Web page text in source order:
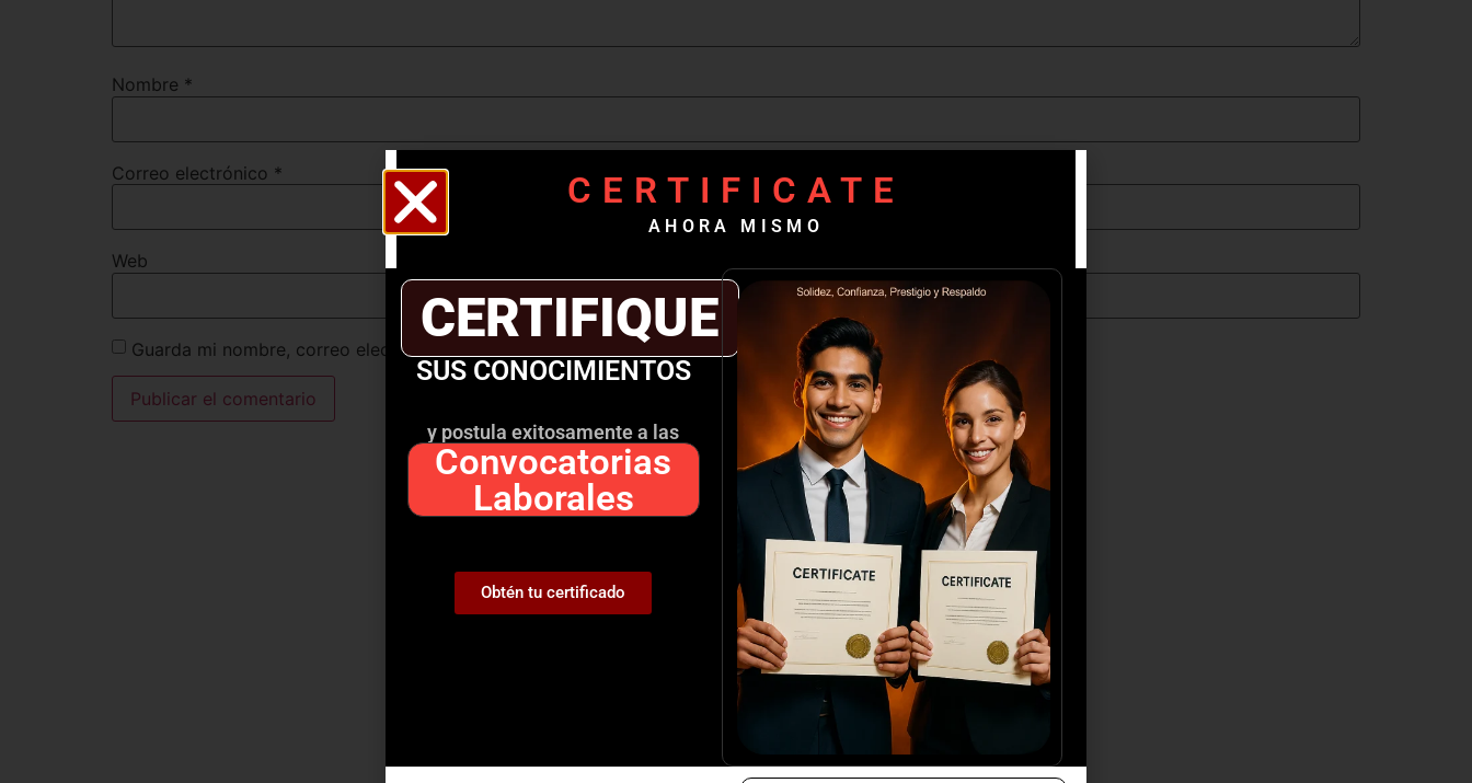
Nombre *
Correo electrónico *
Web
Guarda mi nombre, correo electrónico y web en este navegador para la próxima vez que comente.
CERTIFICATE
AHORA MISMO
CERTIFIQUE
SUS CONOCIMIENTOS
y postula exitosamente a las
Convocatorias
Laborales
Obtén tu certificado